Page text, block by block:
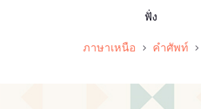
ฟั่ง
ภาษาเหนือ คำศัพท์